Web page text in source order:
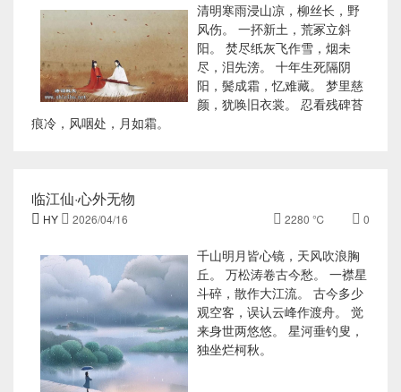
清明寒雨浸山凉，柳丝长，野
风伤。 一抔新土，荒冢立斜
阳。 焚尽纸灰飞作雪，烟未
尽，泪先滂。 十年生死隔阴
阳，鬓成霜，忆难藏。 梦里慈
颜，犹唤旧衣裳。 忍看残碑苔
痕冷，风咽处，月如霜。
临江仙·心外无物‌
 HY  2026/04/16  2280 ℃  0
千山明月皆心镜，天风吹浪胸
丘。 万松涛卷古今愁。 一襟星
斗碎，散作大江流。 古今多少
观空客，误认云峰作渡舟。 觉
来身世两悠悠。 星河垂钓叟，
独坐烂柯秋。